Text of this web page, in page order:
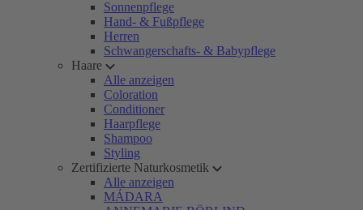
Sonnenpflege
Hand- & Fußpflege
Herren
Schwangerschafts- & Babypflege
Haare
Alle anzeigen
Coloration
Conditioner
Haarpflege
Shampoo
Styling
Zertifizierte Naturkosmetik
Alle anzeigen
MÁDARA